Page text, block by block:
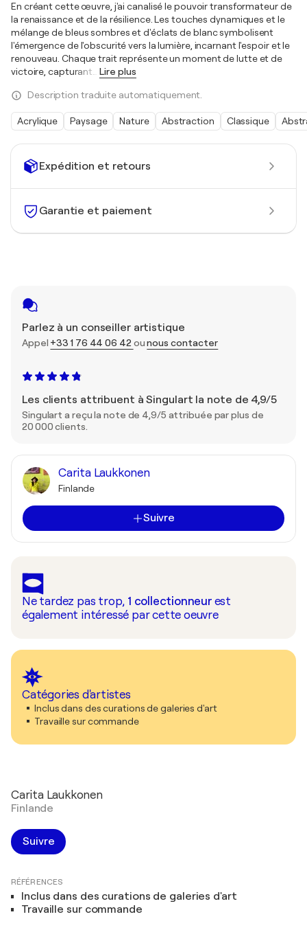
Expédition et retours
Garantie et paiement
Parlez à un conseiller artistique
Appel +33 1 76 44 06 42ounous contacter
Les clients attribuent à Singulart la note de 4,9/5
Singulart a reçu la note de 4,9/5 attribuée par plus de
20 000 clients.
Carita Laukkonen
Finlande
Suivre
Ne tardez pas trop, 1 collectionneur est
également intéressé par cette oeuvre
Catégories d'artistes
Inclus dans des curations de galeries d'art
Travaille sur commande
En créant cette œuvre, j'ai canalisé le pouvoir transformateur de
la renaissance et de la résilience. Les touches dynamiques et le
mélange de bleus sombres et d'éclats de blanc symbolisent
l'émergence de l'obscurité vers la lumière, incarnant l'espoir et le
renouveau. Chaque trait représente un moment de lutte et de
victoire, capturant… Lire plus
Description traduite automatiquement.
Acrylique Paysage Nature Abstraction Classique
Carita Laukkonen
Finlande
Suivre
RÉFÉRENCES
Inclus dans des curations de galeries d'art
Travaille sur commande